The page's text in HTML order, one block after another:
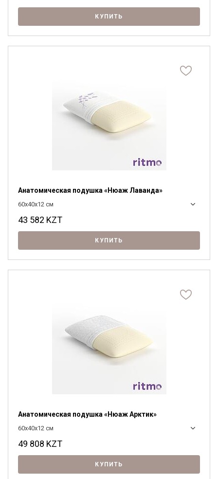
Я ознакомлен с Политикой
обработки персональных данных и
согласен на их обработку.
КУПИТЬ
Анатомическая подушка «Нюаж Лаванда»
60x40х12 см
43 582 KZT
КУПИТЬ
Анатомическая подушка «Нюаж Арктик»
60x40х12 см
49 808 KZT
КУПИТЬ